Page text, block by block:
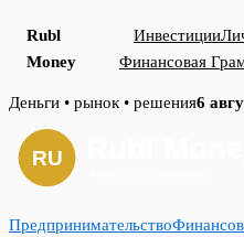
Rubl
Money
Инвестиции
Финансовая
Skip
content
Деньги • рынок • решения6
Предпринимательство